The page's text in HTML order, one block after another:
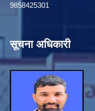
9858425301
सूचना अधिकारी